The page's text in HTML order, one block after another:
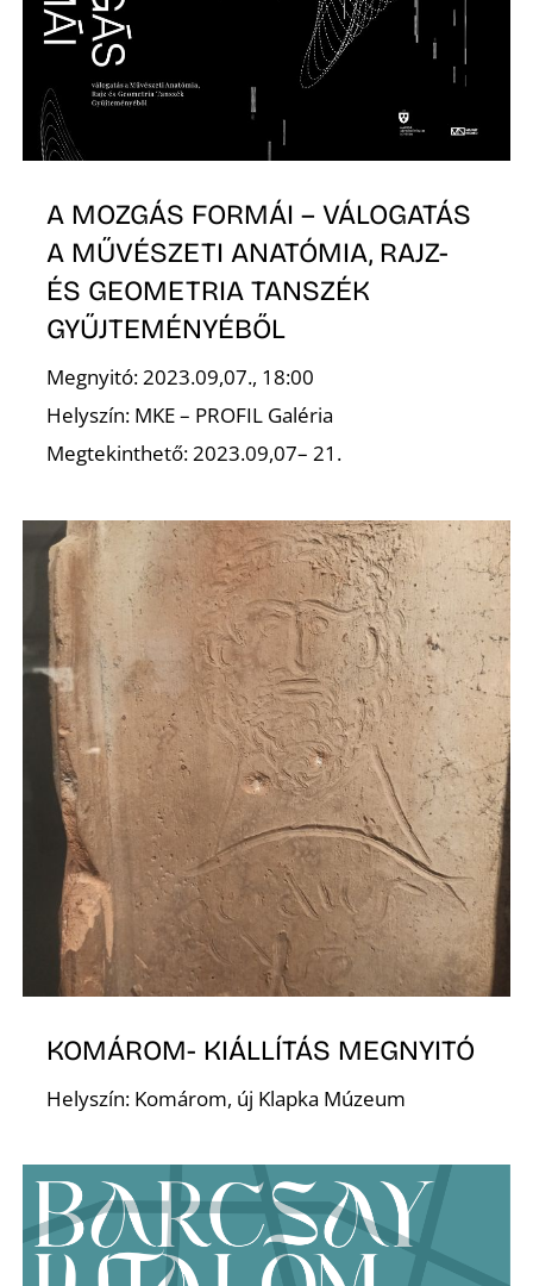
A MOZGÁS FORMÁI – VÁLOGATÁS
A MŰVÉSZETI ANATÓMIA, RAJZ-
ÉS GEOMETRIA TANSZÉK
GYŰJTEMÉNYÉBŐL
Megnyitó: 2023.09,07., 18:00
Helyszín: MKE – PROFIL Galéria
Megtekinthető: 2023.09,07– 21.
KOMÁROM- KIÁLLÍTÁS MEGNYITÓ
Helyszín: Komárom, új Klapka Múzeum